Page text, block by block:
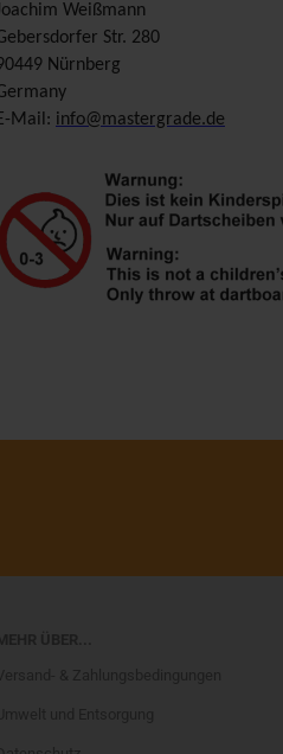
Weißmann
Str. 280
Nürnberg
E-Mail: info@mastergrade.de